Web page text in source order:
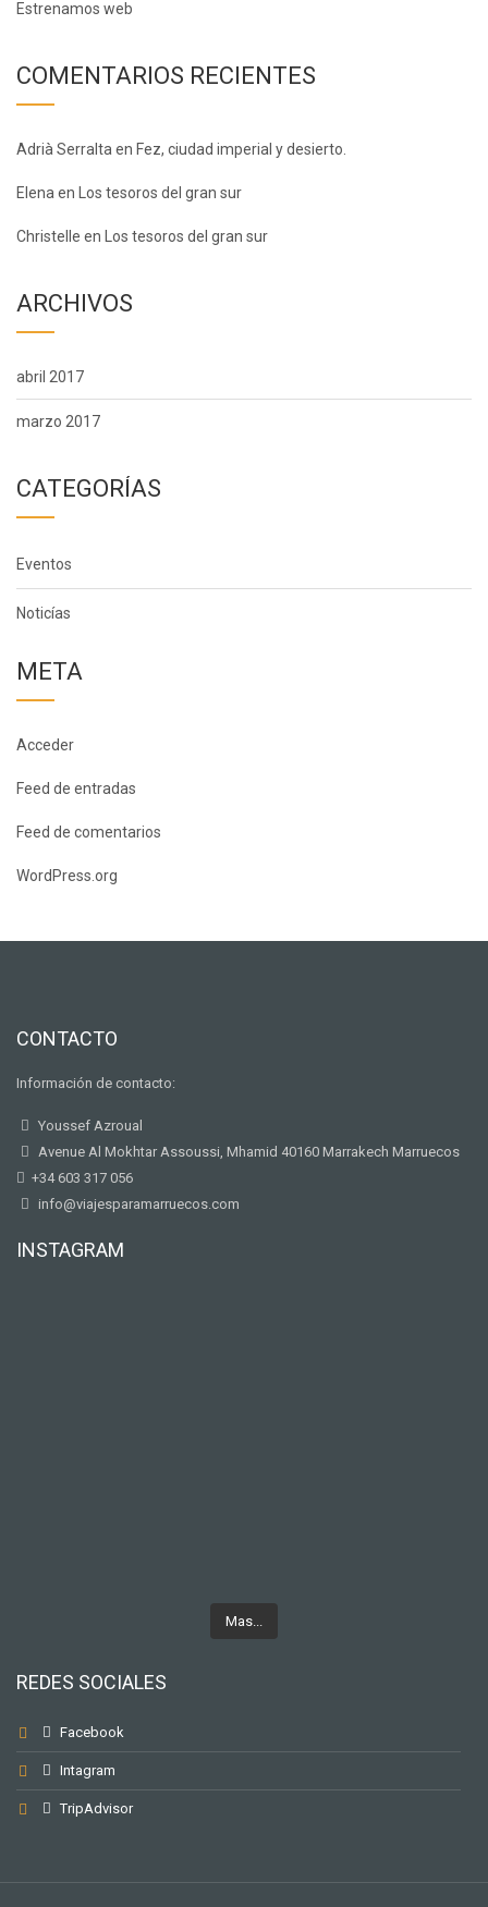
Estrenamos web
COMENTARIOS RECIENTES
Adrià Serralta en Fez, ciudad imperial y desierto.
Elena en Los tesoros del gran sur
Christelle en Los tesoros del gran sur
ARCHIVOS
abril 2017
marzo 2017
CATEGORÍAS
Eventos
Noticías
META
Acceder
Feed de entradas
Feed de comentarios
WordPress.org
CONTACTO
Información de contacto:
Youssef Azroual
Avenue Al Mokhtar Assoussi, Mhamid 40160 Marrakech Marruecos
+34 603 317 056
info@viajesparamarruecos.com
INSTAGRAM
Mas...
REDES SOCIALES
Facebook
Intagram
TripAdvisor